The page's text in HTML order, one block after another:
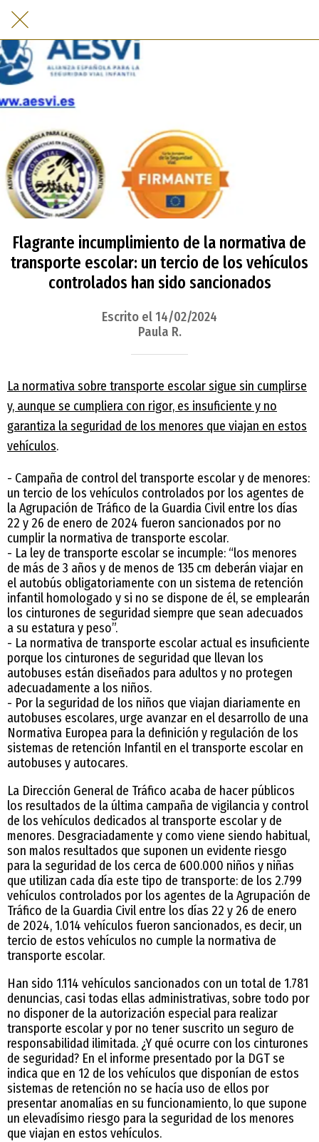
Flagrante incumplimiento de la normativa de
transporte escolar: un tercio de los vehículos
controlados han sido sancionados
Escrito el 14/02/2024
Paula R.
La normativa sobre transporte escolar sigue sin cumplirse
y, aunque se cumpliera con rigor, es insuficiente y no
garantiza la seguridad de los menores que viajan en estos
vehículos.
- Campaña de control del transporte escolar y de menores:
un tercio de los vehículos controlados por los agentes de
la Agrupación de Tráfico de la Guardia Civil entre los días
22 y 26 de enero de 2024 fueron sancionados por no
cumplir la normativa de transporte escolar.
- La ley de transporte escolar se incumple: “los menores
de más de 3 años y de menos de 135 cm deberán viajar en
el autobús obligatoriamente con un sistema de retención
infantil homologado y si no se dispone de él, se emplearán
los cinturones de seguridad siempre que sean adecuados
a su estatura y peso”.
- La normativa de transporte escolar actual es insuficiente
porque los cinturones de seguridad que llevan los
autobuses están diseñados para adultos y no protegen
adecuadamente a los niños.
- Por la seguridad de los niños que viajan diariamente en
autobuses escolares, urge avanzar en el desarrollo de una
Normativa Europea para la definición y regulación de los
sistemas de retención Infantil en el transporte escolar en
autobuses y autocares.
La Dirección General de Tráfico acaba de hacer públicos
los resultados de la última campaña de vigilancia y control
de los vehículos dedicados al transporte escolar y de
menores. Desgraciadamente y como viene siendo habitual,
son malos resultados que suponen un evidente riesgo
para la seguridad de los cerca de 600.000 niños y niñas
que utilizan cada día este tipo de transporte: de los 2.799
vehículos controlados por los agentes de la Agrupación de
Tráfico de la Guardia Civil entre los días 22 y 26 de enero
de 2024, 1.014 vehículos fueron sancionados, es decir, un
tercio de estos vehículos no cumple la normativa de
transporte escolar.
Han sido 1.114 vehículos sancionados con un total de 1.781
denuncias, casi todas ellas administrativas, sobre todo por
no disponer de la autorización especial para realizar
transporte escolar y por no tener suscrito un seguro de
responsabilidad ilimitada. ¿Y qué ocurre con los cinturones
de seguridad? En el informe presentado por la DGT se
indica que en 12 de los vehículos que disponían de estos
sistemas de retención no se hacía uso de ellos por
presentar anomalías en su funcionamiento, lo que supone
un elevadísimo riesgo para la seguridad de los menores
que viajan en estos vehículos.